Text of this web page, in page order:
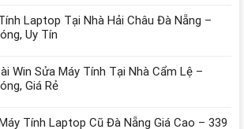
Laptop Tại Nhà Hải Châu Đà Nẵng –
Uy Tín
Win Sửa Máy Tính Tại Nhà Cẩm Lệ –
Giá Rẻ
Tính Laptop Cũ Đà Nẵng Giá Cao – 339